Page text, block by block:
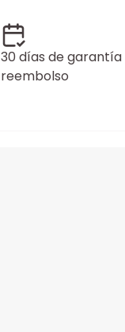
30 días de garantía
reembolso